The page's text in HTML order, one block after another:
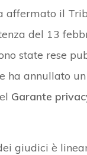
affermato il
del 13
state rese
ha annullato un
Garante
giudici è